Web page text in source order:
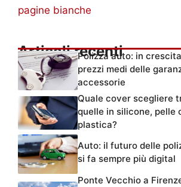
pagine bianche
Articoli recenti
Polizza auto: in
prezzi medi delle
accessorie
Quale cover scegliere
quelle in silicone, pelle
plastica?
Auto: il futuro delle
si fa sempre più digital
Ponte Vecchio a